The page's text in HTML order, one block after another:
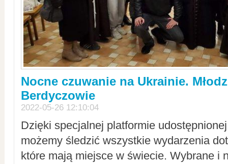
Nocne czuwanie na Ukrainie.
Berdyczowie
2022-05-26 12:10:04
Dzięki specjalnej platformie
możemy śledzić wszystkie wydarzenia
które mają miejsce w świecie. Wybrane i